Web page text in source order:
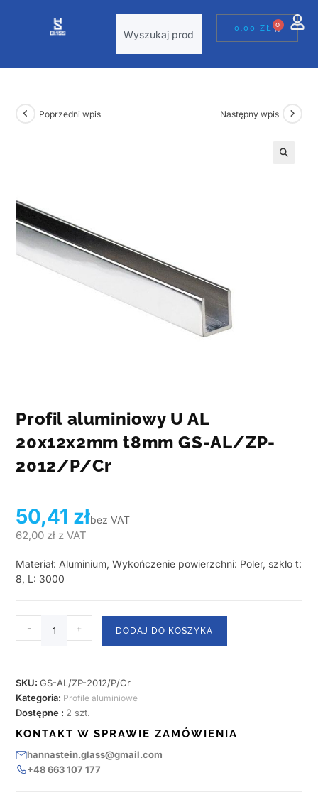
0,00ZŁ 0
Poprzedni wpis Następny wpis
Profil aluminiowy U AL
20x12x2mm t8mm GS-AL/ZP-
2012/P/Cr
50,41 złbez VAT
62,00 zł z VAT
Materiał: Aluminium, Wykończenie powierzchni: Poler, szkło t:
8, L: 3000
- + DODAJ DO KOSZYKA
SKU:GS-AL/ZP-2012/P/Cr
Kategoria: Profile aluminiowe
Dostępne : 2 szt.
KONTAKT W SPRAWIE ZAMÓWIENIA
hannastein.glass@gmail.com
+48 663 107 177